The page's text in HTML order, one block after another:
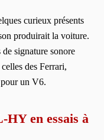
curieux présents
produirait la voiture.
signature sonore
des Ferrari,
un V6.
en essais à